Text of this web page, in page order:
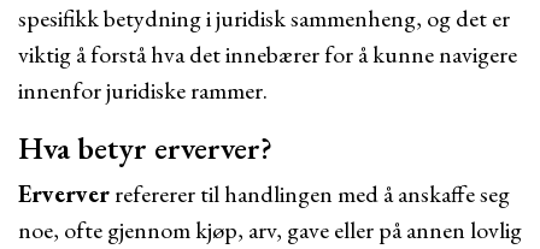
spesifikk betydning i juridisk sammenheng, og det er
viktig å forstå hva det innebærer for å kunne navigere
innenfor juridiske rammer.
Hva betyr erverver?
Erververrefererer til handlingen med å anskaffe seg
noe, ofte gjennom kjøp, arv, gave eller på annen lovlig